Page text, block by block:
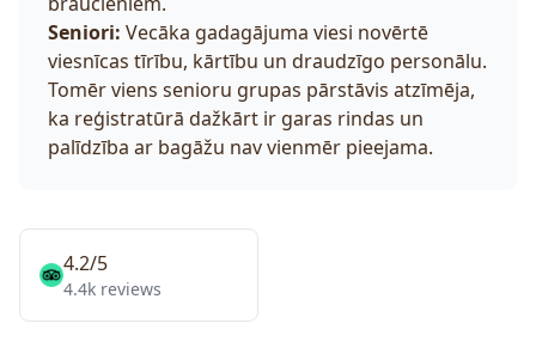
Seniori: Vecāka gadagājuma viesi novērtē
viesnīcas tīrību, kārtību un draudzīgo personālu.
Tomēr viens senioru grupas pārstāvis atzīmēja,
ka reģistratūrā dažkārt ir garas rindas un
palīdzība ar bagāžu nav vienmēr pieejama.
4.2/5
4.4k reviews